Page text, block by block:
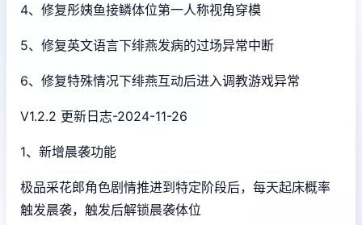
4、修复彤姨鱼接鳞体位第一人称视角穿模
5、修复英文语言下绯燕发病的过场异常中断
6、修复特殊情况下绯燕互动后进入调教游戏异常
V1.2.2 更新日志-2024-11-26
1、新增晨袭功能
极品采花郎角色剧情推进到特定阶段后，每天起床概率
触发晨袭，触发后解锁晨袭体位